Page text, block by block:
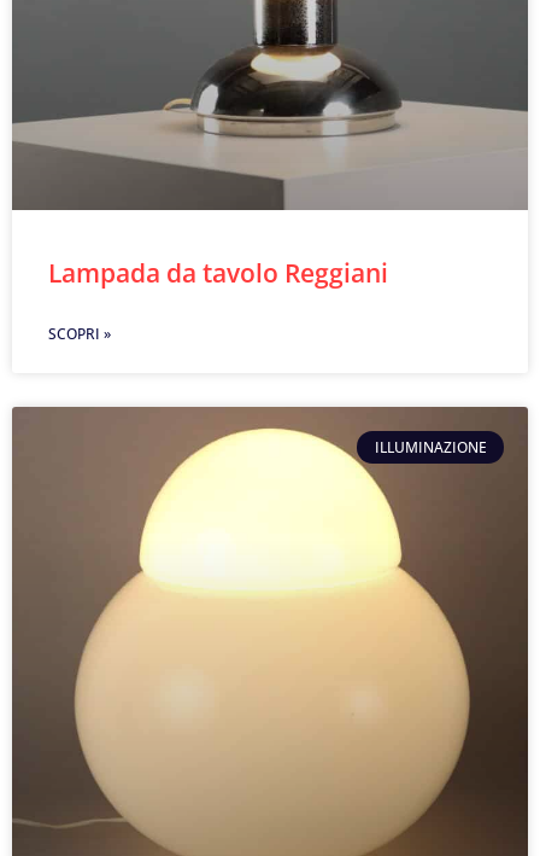
Lampada da tavolo Reggiani
SCOPRI »
ILLUMINAZIONE